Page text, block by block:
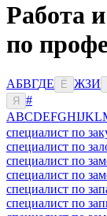
Работа
по
АБВГДЕ Ё ЖЗИ
Я
#
ABCDEFGHIJKL
специалист по
специалист по
специалист по
специалист по
специалист по
специалист по